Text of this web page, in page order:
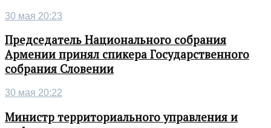
30 мая 20:23
Председатель Национального собрания
Армении принял спикера Государственного
собрания Словении
30 мая 20:22
Министр территориального управления и